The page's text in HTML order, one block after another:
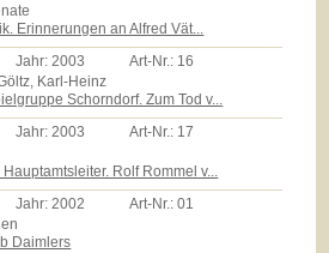
Erinnerungen an Alfred Vät...
Jahr:2003 Art-Nr.: 16
Karl-Heinz
Schorndorf. Zum Tod v...
Jahr:2003 Art-Nr.: 17
Rolf Rommel v...
Jahr:2002 Art-Nr.:01
Daimlers